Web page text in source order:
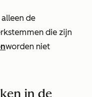
de
die zijn
worden niet
in de